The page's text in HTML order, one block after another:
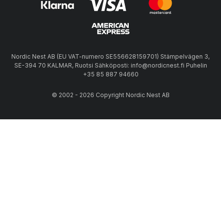
Nordic Nest AB (EU VAT-numero SE556628159701) Stämpelvägen 3,
SE-394 70 KALMAR, Ruotsi Sähköposti: info@nordicnest.fi Puhelin
+35 85 887 94660
© 2002 - 2026 Copyright Nordic Nest AB